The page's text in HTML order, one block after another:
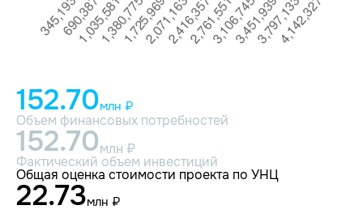
152.70млн ₽
Объем финансовых потребностей
152.70млн ₽
Фактический объем инвестиций
Общая оценка стоимости проекта по УНЦ
22.73млн ₽